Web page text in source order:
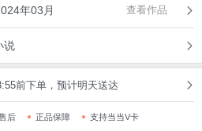
年03月 查看作品
说
前下单，预计明天送达
后 正品保障
支持当当V卡